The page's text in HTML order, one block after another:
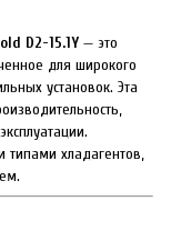
D2-15.1Y — это
для широкого
установок. Эта
хладагентов,